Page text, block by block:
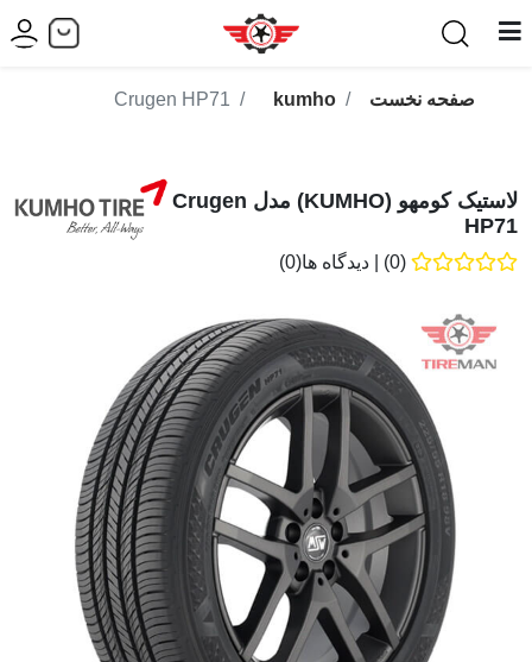
صفحه نخست kumho
Crugen HP71
لاستیک کومهو (KUMHO) مدل Crugen
HP71
(0) دیدگاه ها(0)